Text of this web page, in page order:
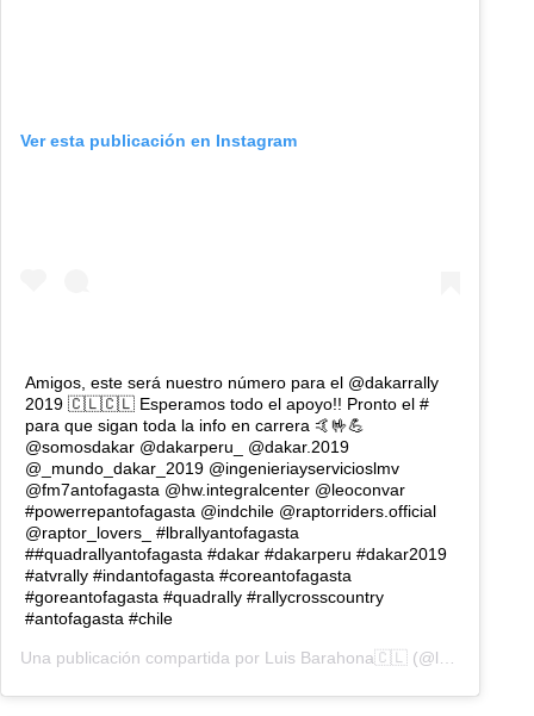
Ver esta publicación en Instagram
Amigos, este será nuestro número para el @dakarrally
2019 🇨🇱🇨🇱 Esperamos todo el apoyo!! Pronto el #
para que sigan toda la info en carrera 🤙🤟💪
@somosdakar @dakarperu_ @dakar.2019
@_mundo_dakar_2019 @ingenieriayservicioslmv
@fm7antofagasta @hw.integralcenter @leoconvar
#powerrepantofagasta @indchile @raptorriders.official
@raptor_lovers_ #lbrallyantofagasta
##quadrallyantofagasta #dakar #dakarperu #dakar2019
#atvrally #indantofagasta #coreantofagasta
#goreantofagasta #quadrally #rallycrosscountry
#antofagasta #chile
Una publicación compartida por Luis Barahona🇨🇱 (@luisbarahonarally) el